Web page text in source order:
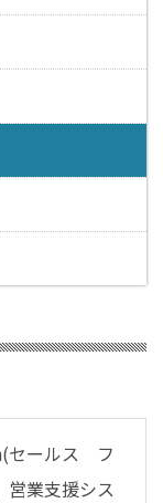
セールス フ
業支援シス